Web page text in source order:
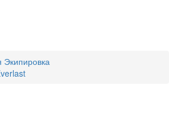
Экипировка